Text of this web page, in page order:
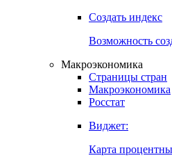
Создать индекс
Возможность
Макроэкономика
Страницы стран
Макроэкономика
Росстат
Виджет:
Карта